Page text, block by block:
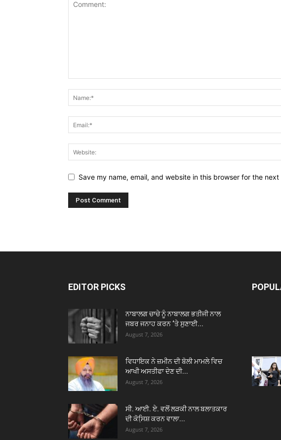
Save my name, email, and website in this browser for the
EDITOR PICKS
ਨਾਬਾਲਗ ਚਾਚੇ ਨੂੰ ਨਾਬਾਲਗ ਭਤੀਜੀ ਨਾਲ
ਜਬਰ ਜਨਾਹ ਕਰਨ ‘ਤੇ ਸੁਣਾਈ...
August 7, 2026
ਵਿਧਾਇਕ ਨੇ ਜ਼ਮੀਨ ਦੀ ਬੋਲੀ ਮਾਮਲੇ ਵਿਚ
ਆਖੀ ਅਸਤੀਫਾ ਦੇਣ ਦੀ...
August 7, 2026
ਸੀ. ਆਈ. ਏ. ਵਲੋਂ ਲੜਕੀ ਨਾਲ ਬਲਾਤਕਾਰ
ਦੀ ਕੋਸਿ਼ਸ਼ ਕਰਨ ਵਾਲਾ...
August 7, 2026